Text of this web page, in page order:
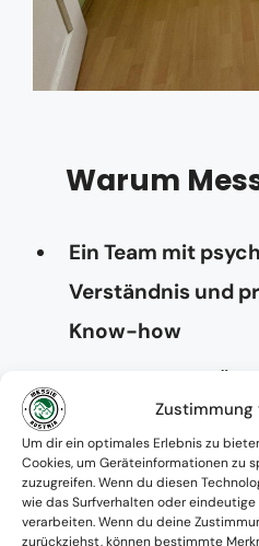
Zustimmung
Um dir ein optimales Erlebnis zu
Cookies, um Geräteinformationen zu
zuzugreifen. Wenn du diesen
wie das Surfverhalten oder
verarbeiten. Wenn du deine
zurückziehst, können bestimmte
Warum
Ein Team mit
Verständnis und
Know-how
Absolute
Zusammenarbeit
Einverständnis